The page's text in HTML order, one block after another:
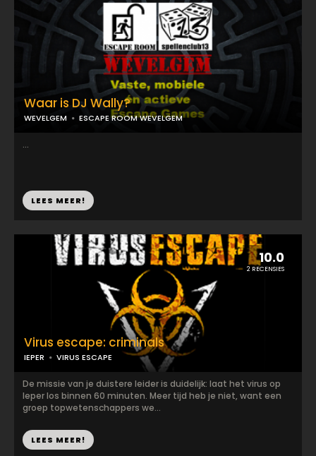
10.0
2 RECENSIES
Virus escape: criminals
IEPER VIRUS ESCAPE
De missie van je duistere leider is duidelijk: laat het virus op
Ieper los binnen 60 minuten. Meer tijd heb je niet, want een
groep topwetenschappers we...
LEES MEER!
Waar is DJ Wally?
WEVELGEM ESCAPE ROOM WEVELGEM
...
LEES MEER!